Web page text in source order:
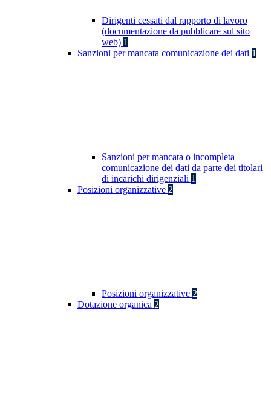
Dirigenti cessati dal rapporto di lavoro
(documentazione da pubblicare sul sito
web) 1
Sanzioni per mancata comunicazione dei dati 1
Sanzioni per mancata o incompleta
comunicazione dei dati da parte dei titolari
di incarichi dirigenziali 1
Posizioni organizzative 2
Posizioni organizzative 2
Dotazione organica 2